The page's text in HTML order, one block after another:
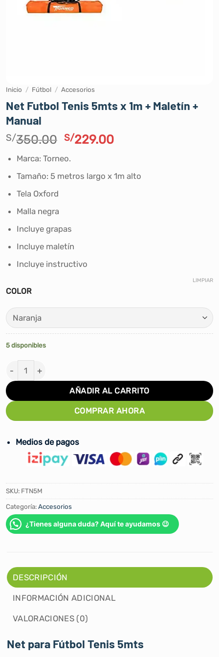
Inicio / Fútbol / Accesorios
Net Futbol Tenis 5mts x 1m + Maletín +
Manual
S/350.00 El
original
era:
S/229.00El
es:
Marca: Torneo.
Tamaño: 5 metros largo x 1m alto
Tela Oxford
Malla negra
Incluye grapas
Incluye maletín
Incluye instructivo
COLOR
LIMPIAR
5 disponibles
Net Futbol Tenis 5mts x 1m + Maletín + Manual cantidad
AÑADIR AL CARRITO
COMPRAR AHORA
Medios de pagos
SKU: FTN5M
Categoría:Accesorios
¿Tienes alguna duda? Aquí te ayudamos 😉
DESCRIPCIÓN
INFORMACIÓN ADICIONAL
VALORACIONES (0)
Net para Fútbol Tenis 5mts